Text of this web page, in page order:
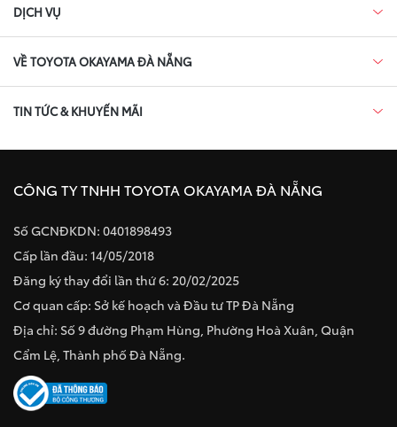
DỊCH VỤ
VỀ TOYOTA OKAYAMA ĐÀ NẴNG
TIN TỨC & KHUYẾN MÃI
CÔNG TY TNHH TOYOTA OKAYAMA ĐÀ NẴNG
Số GCNĐKDN: 0401898493
Cấp lần đầu: 14/05/2018
Đăng ký thay đổi lần thứ 6: 20/02/2025
Cơ quan cấp: Sở kế hoạch và Đầu tư TP Đà Nẵng
Địa chỉ: Số 9 đường Phạm Hùng, Phường Hoà Xuân, Quận
Cẩm Lệ, Thành phố Đà Nẵng.